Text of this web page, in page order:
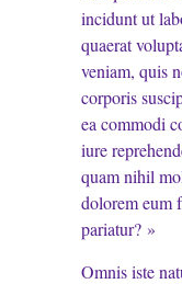
incidunt ut
quaerat
veniam, quis
corporis
ea commodi
iure
quam nihil
dolorem eum
pariatur? »
Omnis iste